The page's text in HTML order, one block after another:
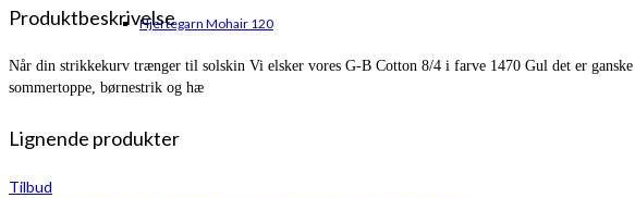
Hjertegarn Mohair 120
Produktbeskrivelse
Når din strikkekurv trænger til solskin Vi elsker vores G-B Cotton 8/4 i farve 1470 Gul det er
sommertoppe, børnestrik og hæ
Lignende produkter
Tilbud